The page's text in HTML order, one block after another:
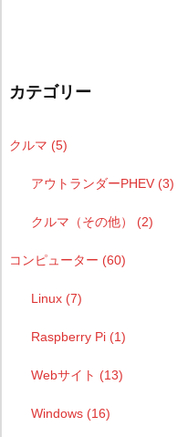
カテゴリー
クルマ (5)
アウトランダーPHEV (3)
クルマ（その他） (2)
コンピューター (60)
Linux (7)
Raspberry Pi (1)
Webサイト (13)
Windows (16)